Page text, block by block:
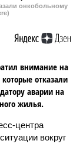
онкобольному
внимание на
отказали
аварии на
жилья.
центра
вокруг